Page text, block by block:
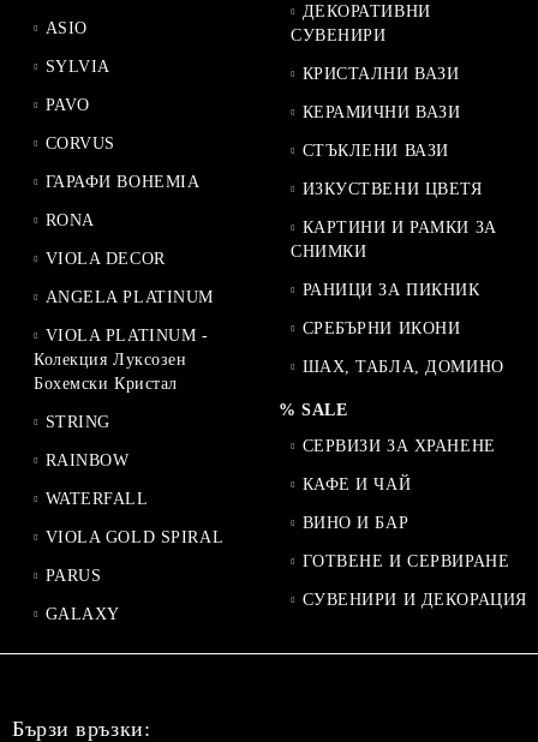
ASIO
SYLVIA
PAVO
CORVUS
ГАРАФИ BOHEMIA
RONA
VIOLA DECOR
ANGELA PLATINUM
VIOLA PLATINUM -
Колекция Луксозен
Бохемски Кристал
STRING
RAINBOW
WATERFALL
VIOLA GOLD SPIRAL
PARUS
GALAXY
ДЕКОРАТИВНИ
СУВЕНИРИ
КРИСТАЛНИ ВАЗИ
КЕРАМИЧНИ ВАЗИ
СТЪКЛЕНИ ВАЗИ
ИЗКУСТВЕНИ ЦВЕТЯ
КАРТИНИ И РАМКИ ЗА
СНИМКИ
РАНИЦИ ЗА ПИКНИК
СРЕБЪРНИ ИКОНИ
ШАХ, ТАБЛА, ДОМИНО
% SALE
СЕРВИЗИ ЗА ХРАНЕНЕ
КАФЕ И ЧАЙ
ВИНО И БАР
ГОТВЕНЕ И СЕРВИРАНЕ
СУВЕНИРИ И ДЕКОРАЦИЯ
Бързи връзки: